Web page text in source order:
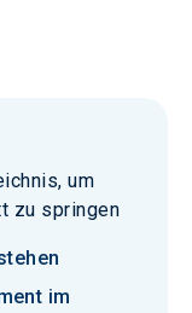
um
zu springen
im